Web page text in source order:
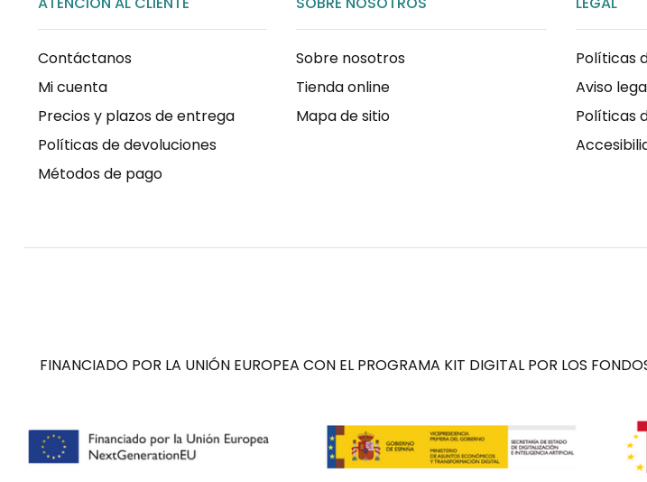
Contáctanos
Mi cuenta
Precios y plazos de entrega
Políticas de devoluciones
Métodos de pago
Sobre nosotros
Tienda online
Mapa de sitio
Políticas
Aviso
Políticas
FINANCIADO POR LA UNIÓN EUROPEA CON EL PROGRAMA KIT DIGITAL POR LOS